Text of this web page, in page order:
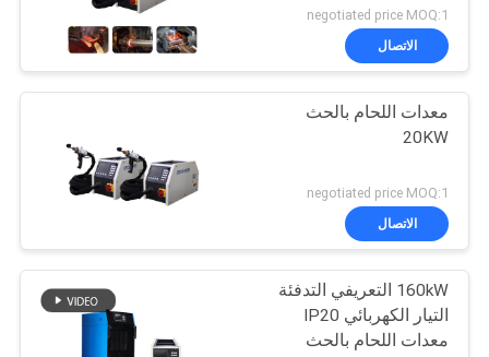
جولة
في
ضبط
الجودة
اتصل
negotiated price MOQ:1
الاتصال
معدات اللحام بالحث
20KW
negotiated price MOQ:1
الاتصال
160kW التعريفي التدفئة
التيار الكهربائي IP20
معدات اللحام بالحث